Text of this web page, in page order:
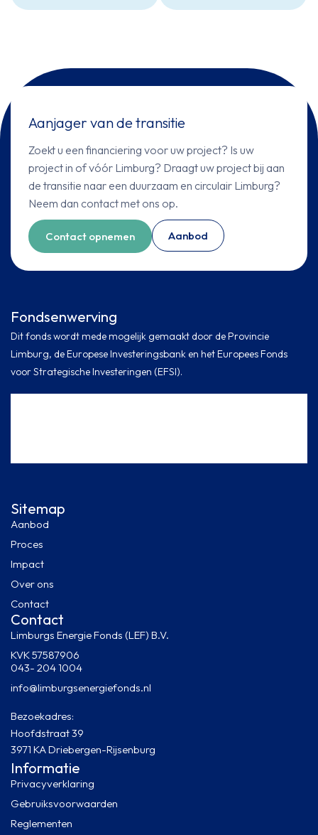
Aanjager van de transitie
Zoekt u een financiering voor uw project? Is uw
project in of vóór Limburg? Draagt uw project bij aan
de transitie naar een duurzaam en circulair Limburg?
Neem dan contact met ons op.
Contact opnemen Aanbod
Fondsenwerving
Dit fonds wordt mede mogelijk gemaakt door de Provincie
Limburg, de Europese Investeringsbank en het Europees Fonds
voor Strategische Investeringen (EFSI).
Sitemap
Aanbod
Proces
Impact
Over ons
Contact
Contact
Limburgs Energie Fonds (LEF) B.V.
KVK 57587906
043- 204 1004
info@limburgsenergiefonds.nl
Bezoekadres:
Hoofdstraat 39
3971 KA Driebergen-Rijsenburg
Informatie
Privacyverklaring
Gebruiksvoorwaarden
Reglementen